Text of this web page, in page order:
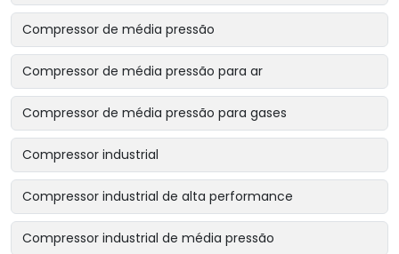
Compressor de média pressão
Compressor de média pressão para ar
Compressor de média pressão para gases
Compressor industrial
Compressor industrial de alta performance
Compressor industrial de média pressão